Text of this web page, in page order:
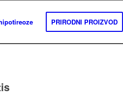
PRIRODNI PROIZVOD